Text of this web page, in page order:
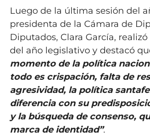
Luego de la última sesión del
presidenta de la Cámara de
Diputados, Clara García,
del año legislativo y destacó
momento de la política
todo es crispación, falta de
agresividad, la política
diferencia con su
y la búsqueda de consenso,
marca de identidad”.